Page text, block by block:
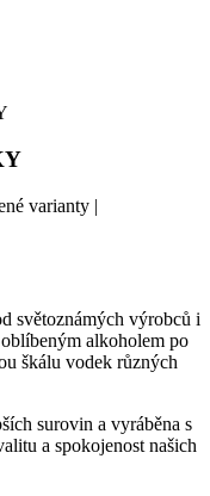
světoznámých výrobců i
alkoholem po
škálu vodek různých
surovin a vyráběna s
a spokojenost našich